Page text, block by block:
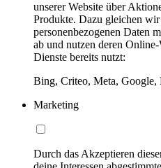
unserer Website über
Produkte. Dazu gleichen wir
personenbezogenen Daten
ab und nutzen deren
Dienste bereits nutzt:
Bing, Criteo, Meta,
Marketing
Durch das Akzeptieren